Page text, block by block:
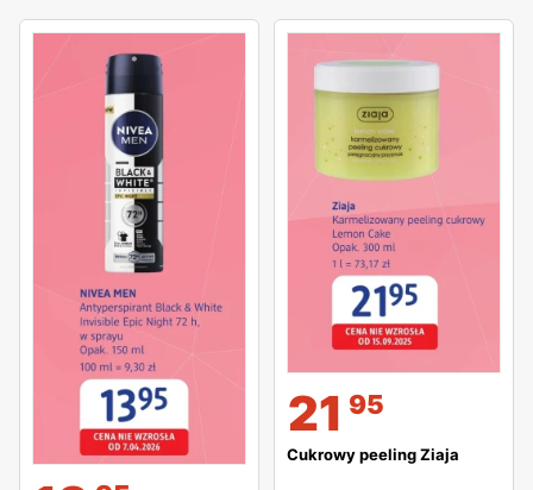
21 95
Cukrowy peeling Ziaja